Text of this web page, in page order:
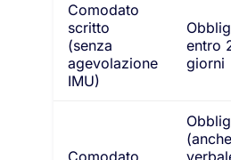
Comodato
scritto
(senza
agevolazione
IMU)
entro
giorni
Comodato